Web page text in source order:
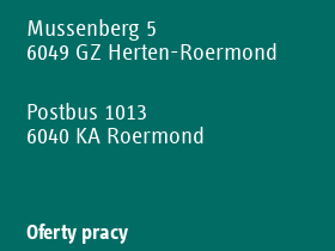
Mussenberg 5
6049 GZ Herten-Roermond
Postbus 1013
6040 KA Roermond
Oferty pracy